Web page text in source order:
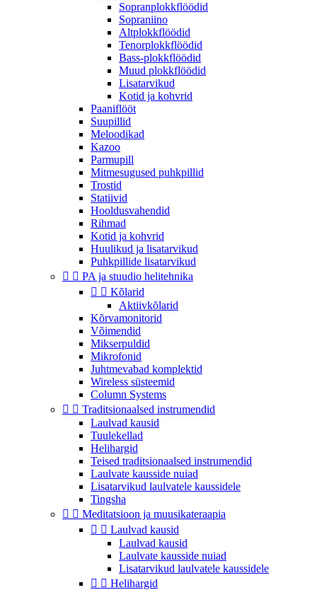
Sopranplokkflöödid
Sopraniino
Altplokkflöödid
Tenorplokkflöödid
Bass-plokkflöödid
Muud plokkflöödid
Lisatarvikud
Kotid ja kohvrid
Paaniflööt
Suupillid
Meloodikad
Kazoo
Parmupill
Mitmesugused puhkpillid
Trostid
Statiivid
Hooldusvahendid
Rihmad
Kotid ja kohvrid
Huulikud ja lisatarvikud
Puhkpillide lisatarvikud
  PA ja stuudio helitehnika
  Kõlarid
Aktiivkõlarid
Kõrvamonitorid
Võimendid
Mikserpuldid
Mikrofonid
Juhtmevabad komplektid
Wireless süsteemid
Column Systems
  Traditsionaalsed instrumendid
Laulvad kausid
Tuulekellad
Helihargid
Teised traditsionaalsed instrumendid
Laulvate kausside nuiad
Lisatarvikud laulvatele kaussidele
Tingsha
  Meditatsioon ja muusikateraapia
  Laulvad kausid
Laulvad kausid
Laulvate kausside nuiad
Lisatarvikud laulvatele kaussidele
  Helihargid